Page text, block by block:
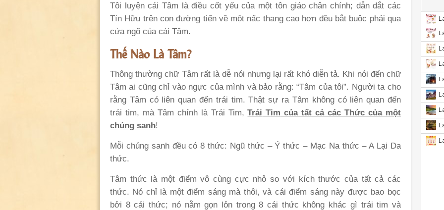
Tôi luyện cái Tâm là điều cốt yếu của một tôn giáo chân chính; dẫn dắt các
Tín Hữu trên con đường tiến về một nấc thang cao hơn đều bắt buộc phải qua
cửa ngõ của cái Tâm.
Thế Nào Là Tâm?
Thông thường chữ Tâm rất là dễ nói nhưng lại rất khó diễn tả. Khi nói đến chữ
Tâm ai cũng chỉ vào ngực của mình và bảo rằng: “Tâm của tôi”. Người ta cho
rằng Tâm có liên quan đến trái tim. Thật sự ra Tâm không có liên quan đến
trái tim, mà Tâm chính là Trái Tim,Trái Tim của tất cả các Thức của một
chúng sanh!
Mỗi chúng sanh đều có 8 thức: Ngũ thức – Ý thức – Mạc Na thức – A Lại Da
thức.
Tâm thức là một điểm vô cùng cực nhỏ so với kích thước của tất cả các
thức. Nó chỉ là một điểm sáng mà thôi, và cái điểm sáng này được bao bọc
bởi 8 cái thức; nó nằm gọn lỏn trong 8 cái thức không khác gì trái tim và